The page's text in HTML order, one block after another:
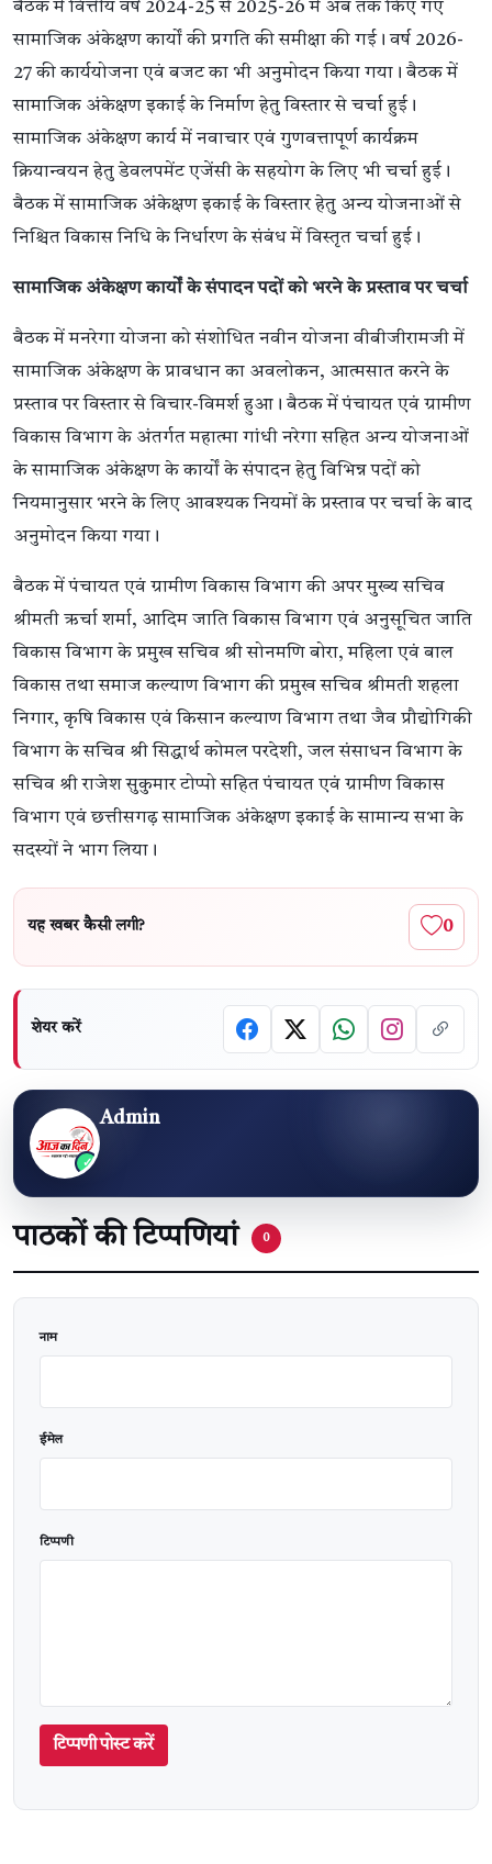
बैठक में वित्तीय वर्ष 2024-25 से 2025-26 में अब तक किए गए
सामाजिक अंकेक्षण कार्यों की प्रगति की समीक्षा की गई। वर्ष 2026-
27 की कार्ययोजना एवं बजट का भी अनुमोदन किया गया। बैठक में
सामाजिक अंकेक्षण इकाई के निर्माण हेतु विस्तार से चर्चा हुई।
सामाजिक अंकेक्षण कार्य में नवाचार एवं गुणवत्तापूर्ण कार्यक्रम
क्रियान्वयन हेतु डेवलपमेंट एजेंसी के सहयोग के लिए भी चर्चा हुई।
बैठक में सामाजिक अंकेक्षण इकाई के विस्तार हेतु अन्य योजनाओं से
निश्चित विकास निधि के निर्धारण के संबंध में विस्तृत चर्चा हुई।
सामाजिक अंकेक्षण कार्यों के संपादन पदों को भरने के प्रस्ताव पर चर्चा
बैठक में मनरेगा योजना को संशोधित नवीन योजना वीबीजीरामजी में
सामाजिक अंकेक्षण के प्रावधान का अवलोकन, आत्मसात करने के
प्रस्ताव पर विस्तार से विचार-विमर्श हुआ। बैठक में पंचायत एवं ग्रामीण
विकास विभाग के अंतर्गत महात्मा गांधी नरेगा सहित अन्य योजनाओं
के सामाजिक अंकेक्षण के कार्यों के संपादन हेतु विभिन्न पदों को
नियमानुसार भरने के लिए आवश्यक नियमों के प्रस्ताव पर चर्चा के बाद
अनुमोदन किया गया।
बैठक में पंचायत एवं ग्रामीण विकास विभाग की अपर मुख्य सचिव
श्रीमती ऋर्चा शर्मा, आदिम जाति विकास विभाग एवं अनुसूचित जाति
विकास विभाग के प्रमुख सचिव श्री सोनमणि बोरा, महिला एवं बाल
विकास तथा समाज कल्याण विभाग की प्रमुख सचिव श्रीमती शहला
निगार, कृषि विकास एवं किसान कल्याण विभाग तथा जैव प्रौद्योगिकी
विभाग के सचिव श्री सिद्धार्थ कोमल परदेशी, जल संसाधन विभाग के
सचिव श्री राजेश सुकुमार टोप्पो सहित पंचायत एवं ग्रामीण विकास
विभाग एवं छत्तीसगढ़ सामाजिक अंकेक्षण इकाई के सामान्य सभा के
सदस्यों ने भाग लिया।
यह खबर कैसी लगी? 0
शेयर करें
Admin
पाठकों की टिप्पणियां 0
नाम
ईमेल
टिप्पणी
टिप्पणी पोस्ट करें